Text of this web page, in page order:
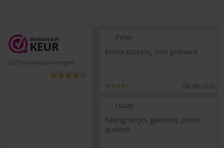
8225 klantbeoordelingen
Peter
Prima stickers, snel geleverd
06-08-2026
Lucas
Keurig netjes geleverd, prima
qualiteit